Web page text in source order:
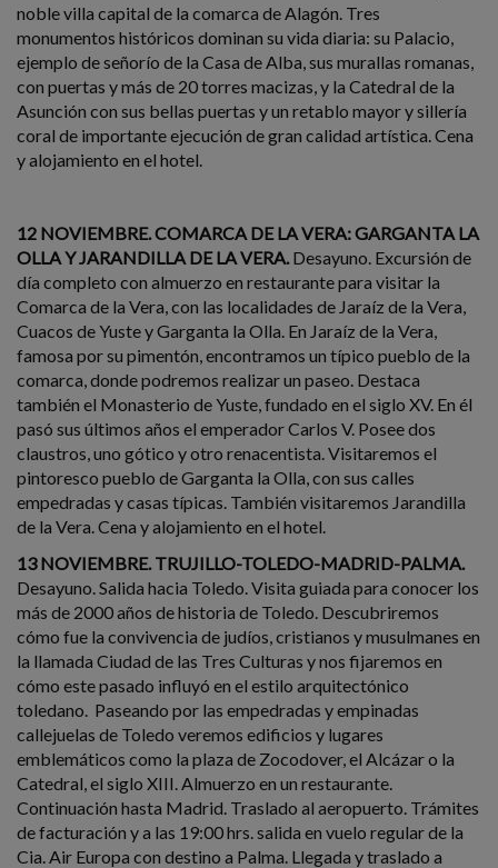
noble villa capital de la comarca de Alagón. Tres
monumentos históricos dominan su vida diaria: su Palacio,
ejemplo de señorío de la Casa de Alba, sus murallas romanas,
con puertas y más de 20 torres macizas, y la Catedral de la
Asunción con sus bellas puertas y un retablo mayor y sillería
coral de importante ejecución de gran calidad artística. Cena
y alojamiento en el hotel.
12 NOVIEMBRE. COMARCA DE LA VERA: GARGANTA LA
OLLA Y JARANDILLA DE LA VERA. Desayuno. Excursión de
día completo con almuerzo en restaurante para visitar la
Comarca de la Vera, con las localidades de Jaraíz de la Vera,
Cuacos de Yuste y Garganta la Olla. En Jaraíz de la Vera,
famosa por su pimentón, encontramos un típico pueblo de la
comarca, donde podremos realizar un paseo. Destaca
también el Monasterio de Yuste, fundado en el siglo XV. En él
pasó sus últimos años el emperador Carlos V. Posee dos
claustros, uno gótico y otro renacentista. Visitaremos el
pintoresco pueblo de Garganta la Olla, con sus calles
empedradas y casas típicas. También visitaremos Jarandilla
de la Vera. Cena y alojamiento en el hotel.
13 NOVIEMBRE. TRUJILLO-TOLEDO-MADRID-PALMA.
Desayuno. Salida hacia Toledo. Visita guiada para conocer los
más de 2000 años de historia de Toledo. Descubriremos
cómo fue la convivencia de judíos, cristianos y musulmanes en
la llamada Ciudad de las Tres Culturas y nos fijaremos en
cómo este pasado influyó en el estilo arquitectónico
toledano. Paseando por las empedradas y empinadas
callejuelas de Toledo veremos edificios y lugares
emblemáticos como la plaza de Zocodover, el Alcázar o la
Catedral, el siglo XIII. Almuerzo en un restaurante.
Continuación hasta Madrid. Traslado al aeropuerto. Trámites
de facturación y a las 19:00 hrs. salida en vuelo regular de la
Cia. Air Europa con destino a Palma. Llegada y traslado a